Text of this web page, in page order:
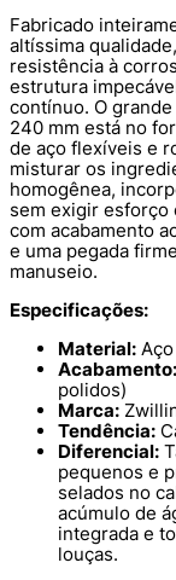
Fabricado
altíssima
resistência à
estrutura
contínuo. O
240 mm está no
de aço flexíveis e
misturar os
homogênea,
sem exigir esforço
com acabamento
e uma pegada
manuseio.
Especificações:
Material:
Acabamento:
polidos)
Marca:
Tendência:
Diferencial:
pequenos e
selados no
acúmulo de
integrada e
louças.